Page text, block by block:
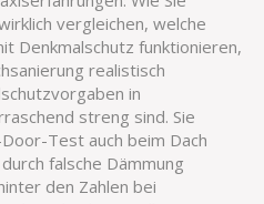
vergleichen, welche
Denkmalschutz funktionieren,
realistisch
in
streng sind. Sie
Test auch beim Dach
falsche Dämmung
den Zahlen bei